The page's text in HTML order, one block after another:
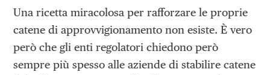
Una ricetta miracolosa per rafforzare le proprie
catene di approvvigionamento non esiste. È vero
però che gli enti regolatori chiedono però
sempre più spesso alle aziende di stabilire catene